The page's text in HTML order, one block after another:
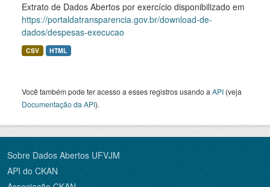
Extrato de Dados Abertos por exercício disponibilizado em
https://portaldatransparencia.gov.br/download-de-
dados/despesas-execucao
CSV HTML
Você também pode ter acesso a esses registros usando a API (veja
Documentação da API).
Sobre Dados Abertos UFVJM
API do CKAN